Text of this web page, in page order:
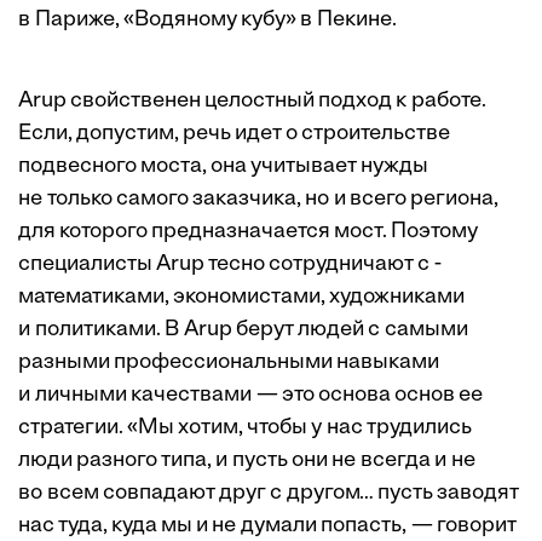
в Париже, «Водяному кубу» в Пекине.
Arup свойственен целостный подход к работе.
Если, допустим, речь идет о строительстве
подвесного моста, она учитывает нужды
не только самого заказчика, но и всего региона,
для которого предназначается мост. Поэтому
специалисты Arup тесно сотрудничают с ­
математиками, экономистами, художниками
и политиками. В Arup берут людей с самыми
разными профессиональными навыками
и личными качествами — это основа основ ее
стратегии. «Мы хотим, чтобы у нас трудились
люди разного типа, и пусть они не всегда и не
во всем совпадают друг с другом… пусть заводят
нас туда, куда мы и не думали попасть, — говорит